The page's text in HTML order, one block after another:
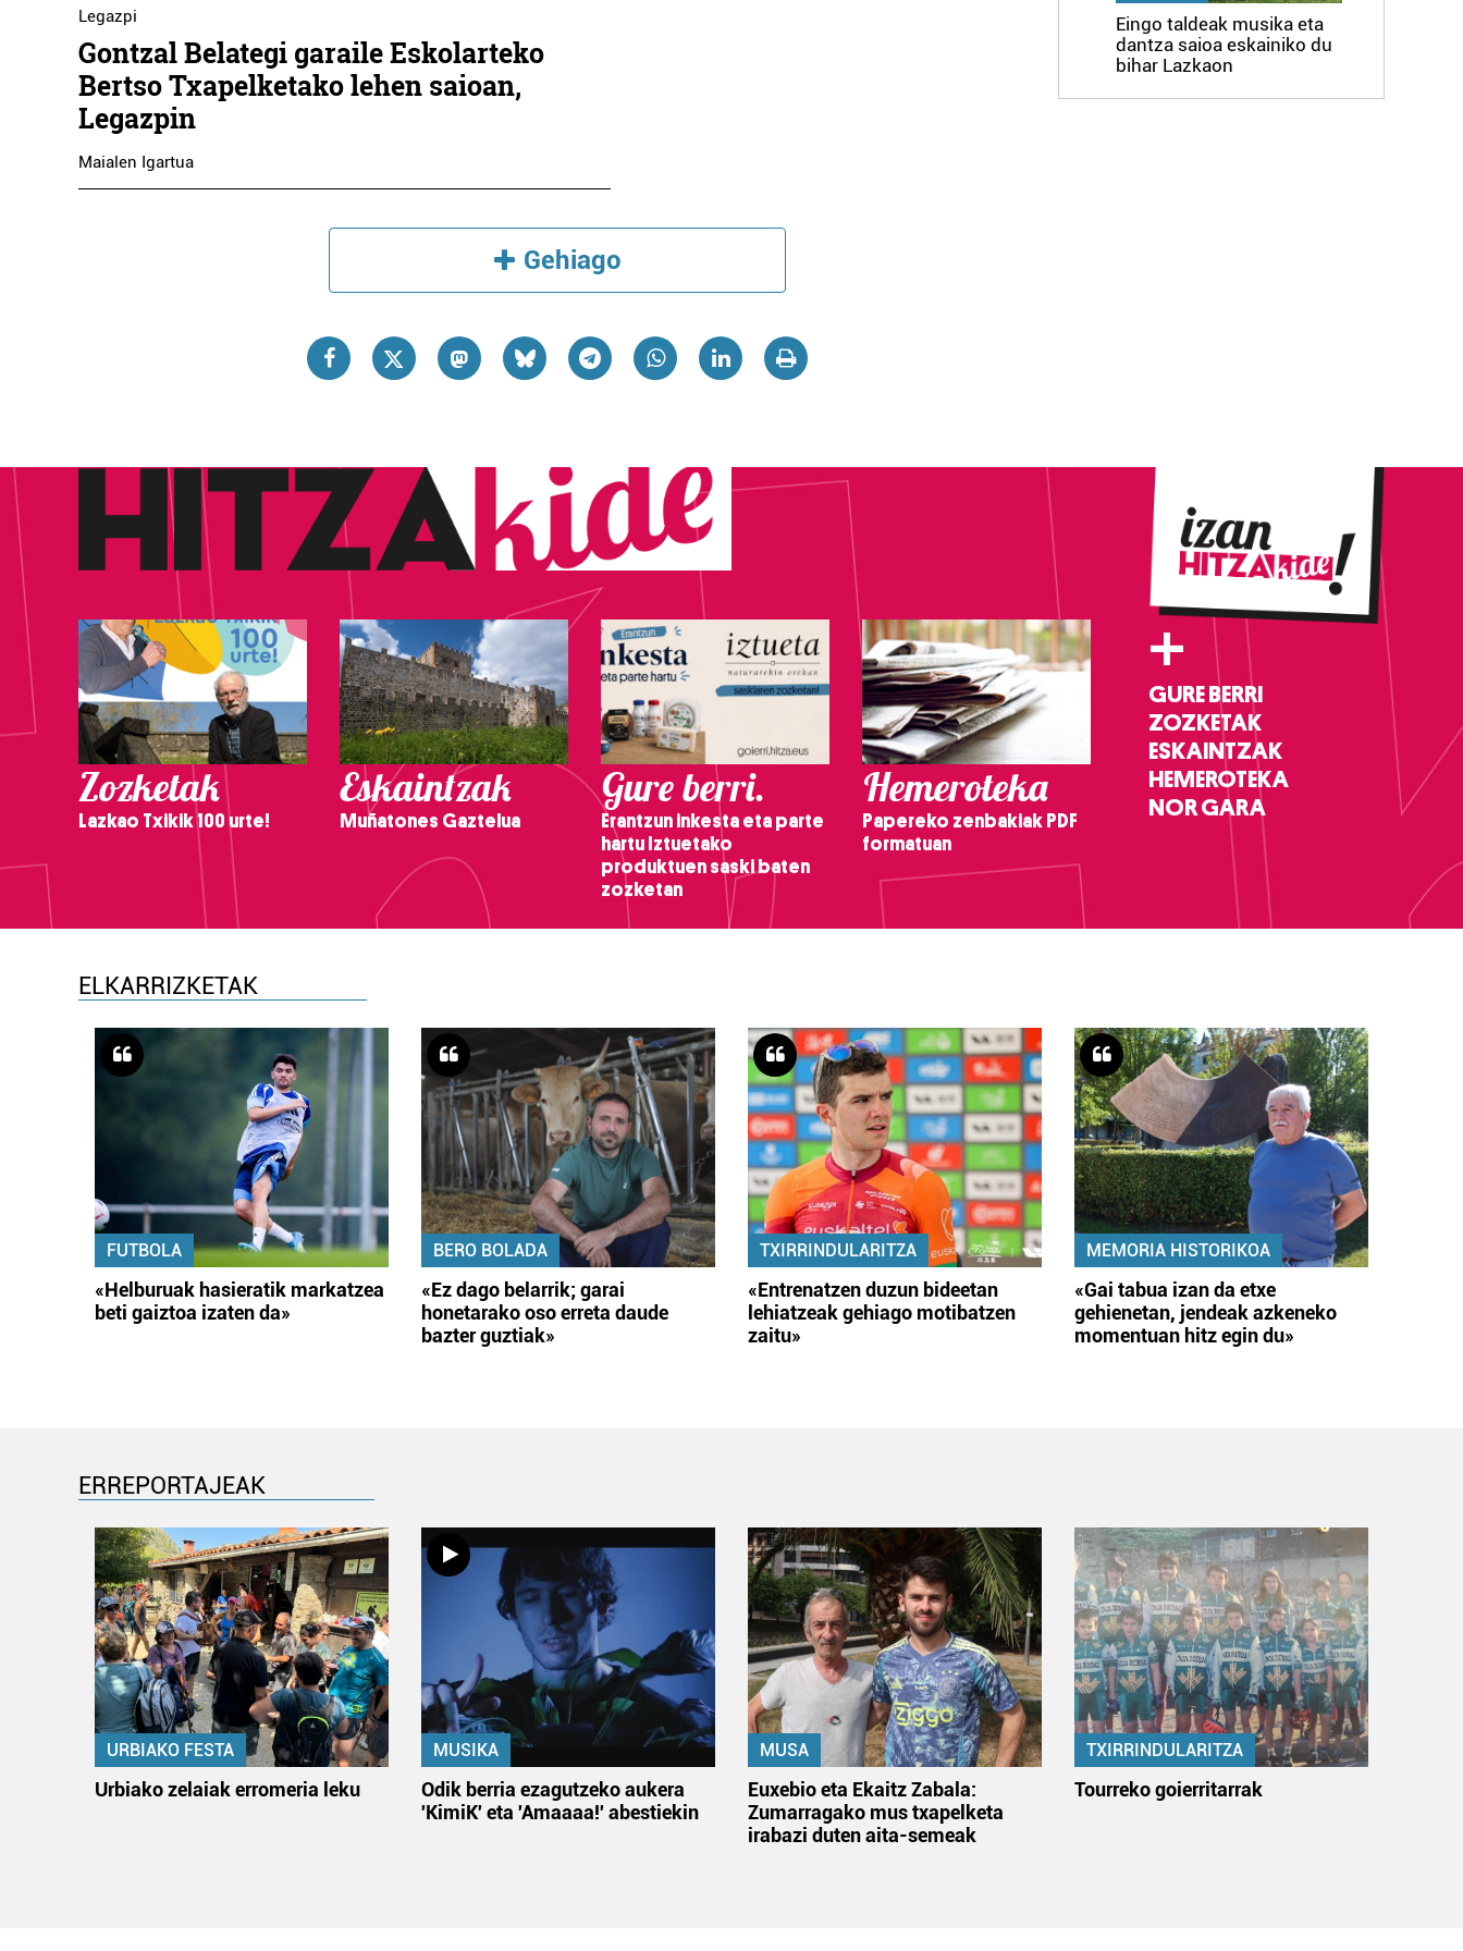
Legazpi
Gontzal Belategi garaile Eskolarteko
Bertso Txapelketako lehen saioan,
Legazpin
Maialen Igartua
Gehiago
Eingo taldeak musika eta
dantza saioa eskainiko du
bihar Lazkaon
Zozketak
Lazkao Txikik 100 urte!
Eskaintzak
Muñatones Gaztelua
Gure berri.
Erantzun inkesta eta parte
hartu Iztuetako
produktuen saski baten
zozketan
Hemeroteka
Papereko zenbakiak PDF
formatuan
+
GURE BERRI
ZOZKETAK
ESKAINTZAK
HEMEROTEKA
NOR GARA
ELKARRIZKETAK
FUTBOLA
«Helburuak hasieratik markatzea
beti gaiztoa izaten da»
BERO BOLADA
«Ez dago belarrik; garai
honetarako oso erreta daude
bazter guztiak»
TXIRRINDULARITZA
«Entrenatzen duzun bideetan
lehiatzeak gehiago motibatzen
zaitu»
MEMORIA HISTORIKOA
«Gai tabua izan da etxe
gehienetan, jendeak azkeneko
momentuan hitz egin du»
ERREPORTAJEAK
URBIAKO FESTA
Urbiako zelaiak erromeria leku
MUSIKA
Odik berria ezagutzeko aukera
'KimiK' eta 'Amaaaa!' abestiekin
MUSA
Euxebio eta Ekaitz Zabala:
Zumarragako mus txapelketa
irabazi duten aita-semeak
TXIRRINDULARITZA
Tourreko goierritarrak